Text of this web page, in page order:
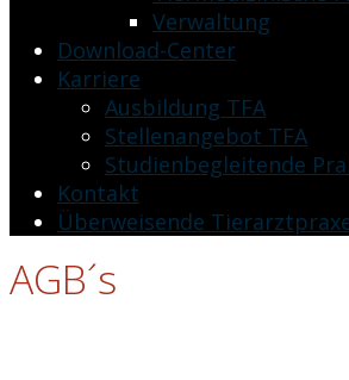
Verwaltung
Download-Center
Karriere
Ausbildung TFA
Stellenangebot TFA
Studienbegleitende
Kontakt
Überweisende
AGB´s